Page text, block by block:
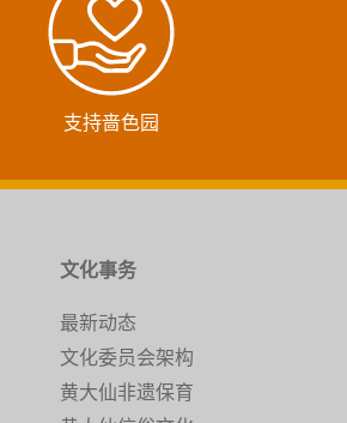
支持啬色园
文化事务
最新动态
文化委员会架构
黄大仙非遗保育